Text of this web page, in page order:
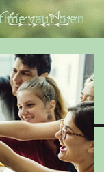
vaut bien